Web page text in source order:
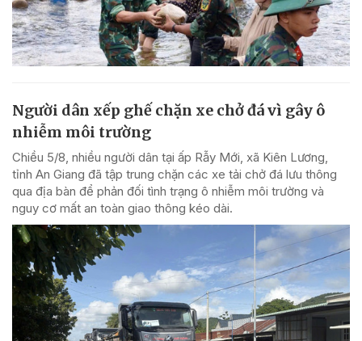
Người dân xếp ghế chặn xe chở đá vì gây ô
nhiễm môi trường
Chiều 5/8, nhiều người dân tại ấp Rẫy Mới, xã Kiên Lương,
tỉnh An Giang đã tập trung chặn các xe tải chở đá lưu thông
qua địa bàn để phản đối tình trạng ô nhiễm môi trường và
nguy cơ mất an toàn giao thông kéo dài.